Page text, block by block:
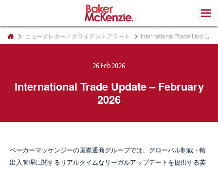
ニューズレター／クライアントアラート International Trade Update – February 2026
26 Feb 2026
International Trade Update – February
2026
ベーカーマッケンジーの国際通商グループでは、グローバル制裁・輸
出入管理に関するリアルタイムなリーガルアップデートを提供する英